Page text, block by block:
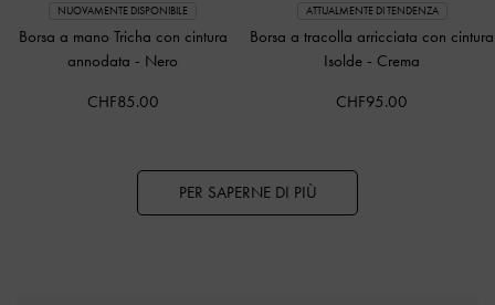
NUOVAMENTE DISPONIBILE
Borsa a mano Tricha con cintura
annodata - Nero
CHF85.00
ATTUALMENTE DI TENDENZA
Borsa a tracolla arricciata con cintura
Isolde - Crema
CHF95.00
PER SAPERNE DI PIÙ